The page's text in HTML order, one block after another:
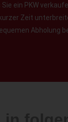
ein PKW
Zeit
Abholung